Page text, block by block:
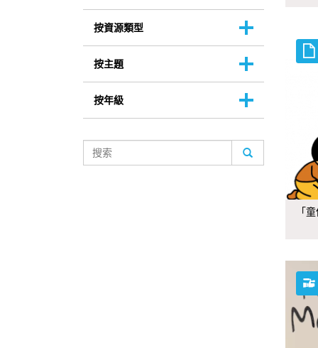
按資源類型
按主題
按年級
「